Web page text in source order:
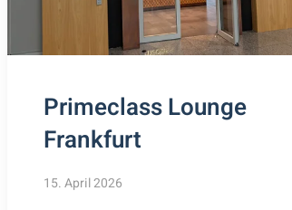
Primeclass Lounge
Frankfurt
15. April 2026